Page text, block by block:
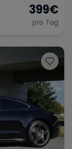
399€
pro Tag